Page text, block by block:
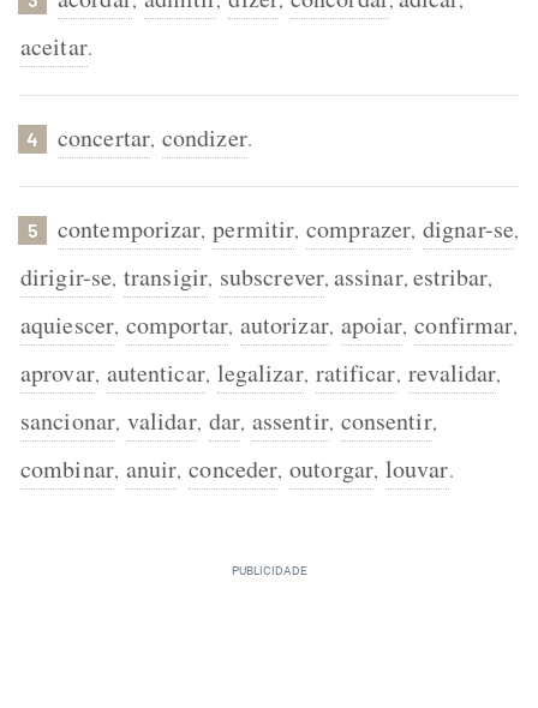
aceitar.
4 concertar, condizer.
5 contemporizar, permitir, comprazer, dignar-se,
dirigir-se, transigir, subscrever, assinar, estribar,
aquiescer, comportar, autorizar, apoiar, confirmar,
aprovar, autenticar, legalizar, ratificar, revalidar,
sancionar, validar, dar, assentir, consentir,
combinar, anuir, conceder, outorgar, louvar.